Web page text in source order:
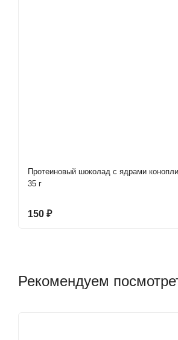
Протеиновый шоколад с ядрами
35 г
150 ₽
Рекомендуем